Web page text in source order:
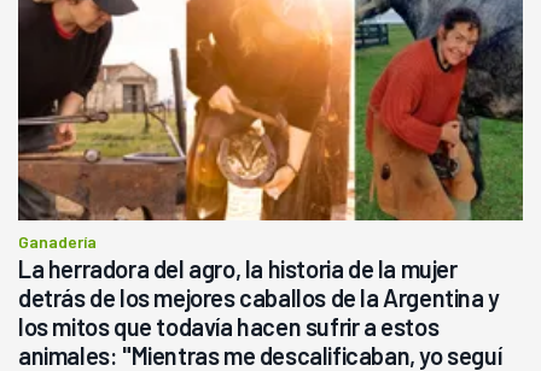
Ganadería
La herradora del agro, la historia de la mujer
detrás de los mejores caballos de la Argentina y
los mitos que todavía hacen sufrir a estos
animales: "Mientras me descalificaban, yo seguí